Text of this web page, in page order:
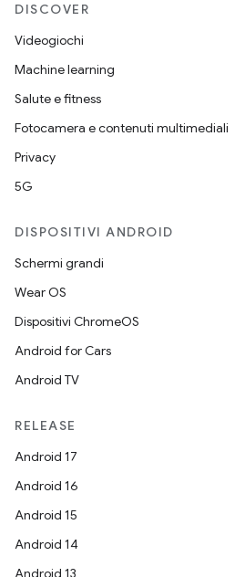
DISCOVER
Videogiochi
Machine learning
Salute e fitness
Fotocamera e contenuti multimediali
Privacy
5G
DISPOSITIVI ANDROID
Schermi grandi
Wear OS
Dispositivi ChromeOS
Android for Cars
Android TV
RELEASE
Android 17
Android 16
Android 15
Android 14
Android 13